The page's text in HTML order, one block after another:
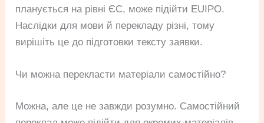
планується на рівні ЄС, може підійти EUIPO.
Наслідки для мови й перекладу різні, тому
вирішіть це до підготовки тексту заявки.
Чи можна перекласти матеріали самостійно?
Можна, але це не завжди розумно. Самостійний